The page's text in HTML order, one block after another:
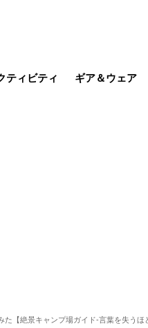
ティビティ ギア＆ウェア
た【絶景キャンプ場ガイド-言葉を失うほ